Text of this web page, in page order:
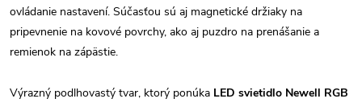
ovládanie nastavení. Súčasťou sú aj magnetické držiaky na
pripevnenie na kovové povrchy, ako aj puzdro na prenášanie a
remienok na zápästie.
Výrazný podlhovastý tvar, ktorý ponúka LED svietidlo Newell RGB